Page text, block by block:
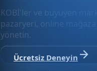
KOBİ'ler ve büyüyen
pazaryeri, online
yönetin.
Ücretsiz Deneyin